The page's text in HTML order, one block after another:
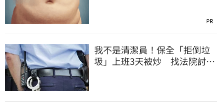
PR
我不是清潔員！保全「拒倒垃
圾」上班3天被炒 找法院討公